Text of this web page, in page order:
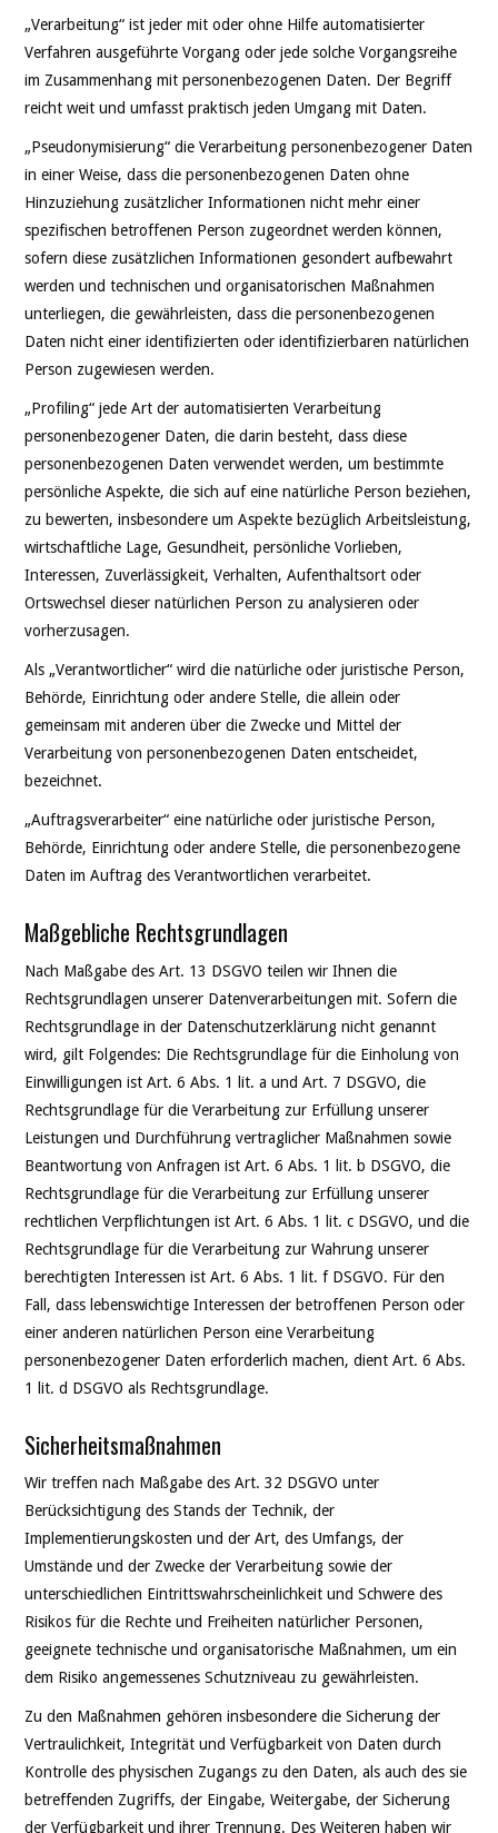
„Verarbeitung“ ist jeder mit oder ohne Hilfe automatisierter
Verfahren ausgeführte Vorgang oder jede solche Vorgangsreihe
im Zusammenhang mit personenbezogenen Daten. Der Begriff
reicht weit und umfasst praktisch jeden Umgang mit Daten.
„Pseudonymisierung“ die Verarbeitung personenbezogener Daten
in einer Weise, dass die personenbezogenen Daten ohne
Hinzuziehung zusätzlicher Informationen nicht mehr einer
spezifischen betroffenen Person zugeordnet werden können,
sofern diese zusätzlichen Informationen gesondert aufbewahrt
werden und technischen und organisatorischen Maßnahmen
unterliegen, die gewährleisten, dass die personenbezogenen
Daten nicht einer identifizierten oder identifizierbaren natürlichen
Person zugewiesen werden.
„Profiling“ jede Art der automatisierten Verarbeitung
personenbezogener Daten, die darin besteht, dass diese
personenbezogenen Daten verwendet werden, um bestimmte
persönliche Aspekte, die sich auf eine natürliche Person beziehen,
zu bewerten, insbesondere um Aspekte bezüglich Arbeitsleistung,
wirtschaftliche Lage, Gesundheit, persönliche Vorlieben,
Interessen, Zuverlässigkeit, Verhalten, Aufenthaltsort oder
Ortswechsel dieser natürlichen Person zu analysieren oder
vorherzusagen.
Als „Verantwortlicher“ wird die natürliche oder juristische Person,
Behörde, Einrichtung oder andere Stelle, die allein oder
gemeinsam mit anderen über die Zwecke und Mittel der
Verarbeitung von personenbezogenen Daten entscheidet,
bezeichnet.
„Auftragsverarbeiter“ eine natürliche oder juristische Person,
Behörde, Einrichtung oder andere Stelle, die personenbezogene
Daten im Auftrag des Verantwortlichen verarbeitet.
Maßgebliche Rechtsgrundlagen
Nach Maßgabe des Art. 13 DSGVO teilen wir Ihnen die
Rechtsgrundlagen unserer Datenverarbeitungen mit. Sofern die
Rechtsgrundlage in der Datenschutzerklärung nicht genannt
wird, gilt Folgendes: Die Rechtsgrundlage für die Einholung von
Einwilligungen ist Art. 6 Abs. 1 lit. a und Art. 7 DSGVO, die
Rechtsgrundlage für die Verarbeitung zur Erfüllung unserer
Leistungen und Durchführung vertraglicher Maßnahmen sowie
Beantwortung von Anfragen ist Art. 6 Abs. 1 lit. b DSGVO, die
Rechtsgrundlage für die Verarbeitung zur Erfüllung unserer
rechtlichen Verpflichtungen ist Art. 6 Abs. 1 lit. c DSGVO, und die
Rechtsgrundlage für die Verarbeitung zur Wahrung unserer
berechtigten Interessen ist Art. 6 Abs. 1 lit. f DSGVO. Für den
Fall, dass lebenswichtige Interessen der betroffenen Person oder
einer anderen natürlichen Person eine Verarbeitung
personenbezogener Daten erforderlich machen, dient Art. 6 Abs.
1 lit. d DSGVO als Rechtsgrundlage.
Sicherheitsmaßnahmen
Wir treffen nach Maßgabe des Art. 32 DSGVO unter
Berücksichtigung des Stands der Technik, der
Implementierungskosten und der Art, des Umfangs, der
Umstände und der Zwecke der Verarbeitung sowie der
unterschiedlichen Eintrittswahrscheinlichkeit und Schwere des
Risikos für die Rechte und Freiheiten natürlicher Personen,
geeignete technische und organisatorische Maßnahmen, um ein
dem Risiko angemessenes Schutzniveau zu gewährleisten.
Zu den Maßnahmen gehören insbesondere die Sicherung der
Vertraulichkeit, Integrität und Verfügbarkeit von Daten durch
Kontrolle des physischen Zugangs zu den Daten, als auch des sie
betreffenden Zugriffs, der Eingabe, Weitergabe, der Sicherung
der Verfügbarkeit und ihrer Trennung. Des Weiteren haben wir